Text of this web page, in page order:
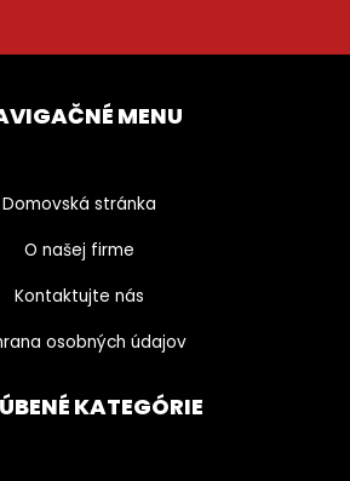
MENU
Domovská stránka
O našej firme
Kontaktujte nás
osobných údajov
KATEGÓRIE